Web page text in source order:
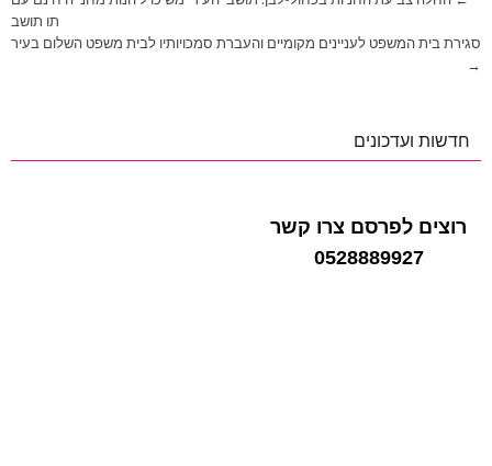
תו תושב
סגירת בית המשפט לעניינים מקומיים והעברת סמכויותיו לבית משפט השלום בעיר
→
חדשות ועדכונים
רוצים לפרסם צרו קשר
0528889927